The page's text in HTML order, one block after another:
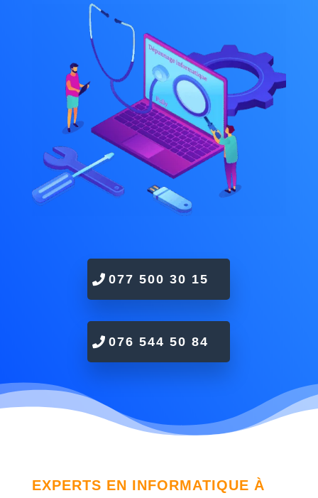
077 500 30 15
076 544 50 84
EXPERTS EN INFORMATIQUE À